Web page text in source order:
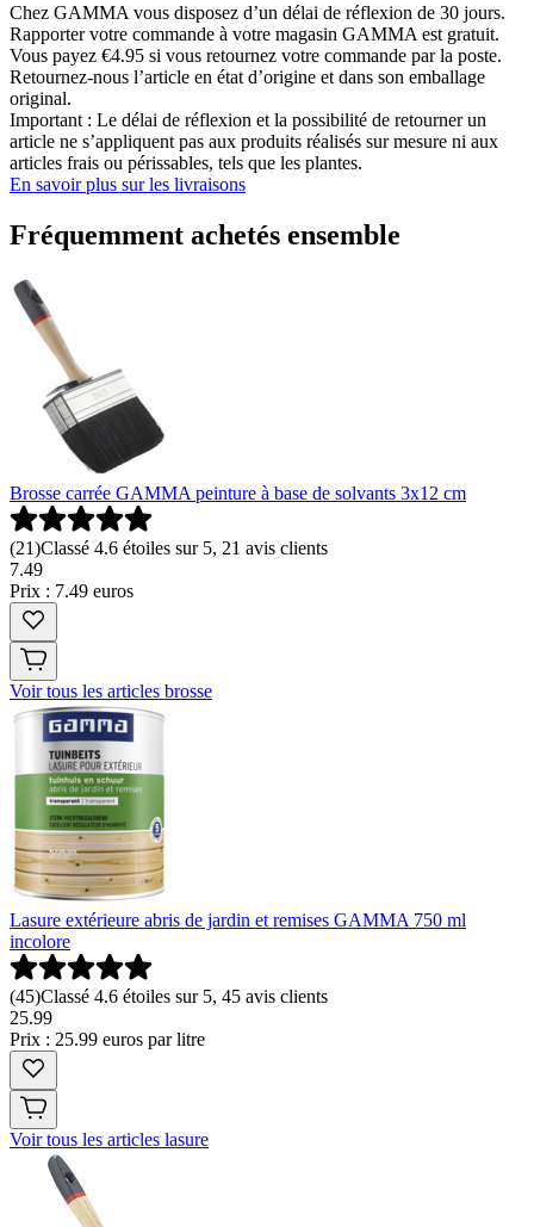
Chez GAMMA vous disposez d’un délai de réflexion de 30 jours.
Rapporter votre commande à votre magasin GAMMA est gratuit.
Vous payez €4.95 si vous retournez votre commande par la poste.
Retournez-nous l’article en état d’origine et dans son emballage
original.
Important : Le délai de réflexion et la possibilité de retourner un
article ne s’appliquent pas aux produits réalisés sur mesure ni aux
articles frais ou périssables, tels que les plantes.
En savoir plus sur les livraisons
Fréquemment achetés ensemble
Brosse carrée GAMMA peinture à base de solvants 3x12 cm
(21)Classé 4.6 étoiles sur 5, 21 avis clients
7.49
Prix : 7.49 euros
Voir tous les articles brosse
Lasure extérieure abris de jardin et remises GAMMA 750 ml
incolore
(45)Classé 4.6 étoiles sur 5, 45 avis clients
25.99
Prix : 25.99 euros par litre
Voir tous les articles lasure